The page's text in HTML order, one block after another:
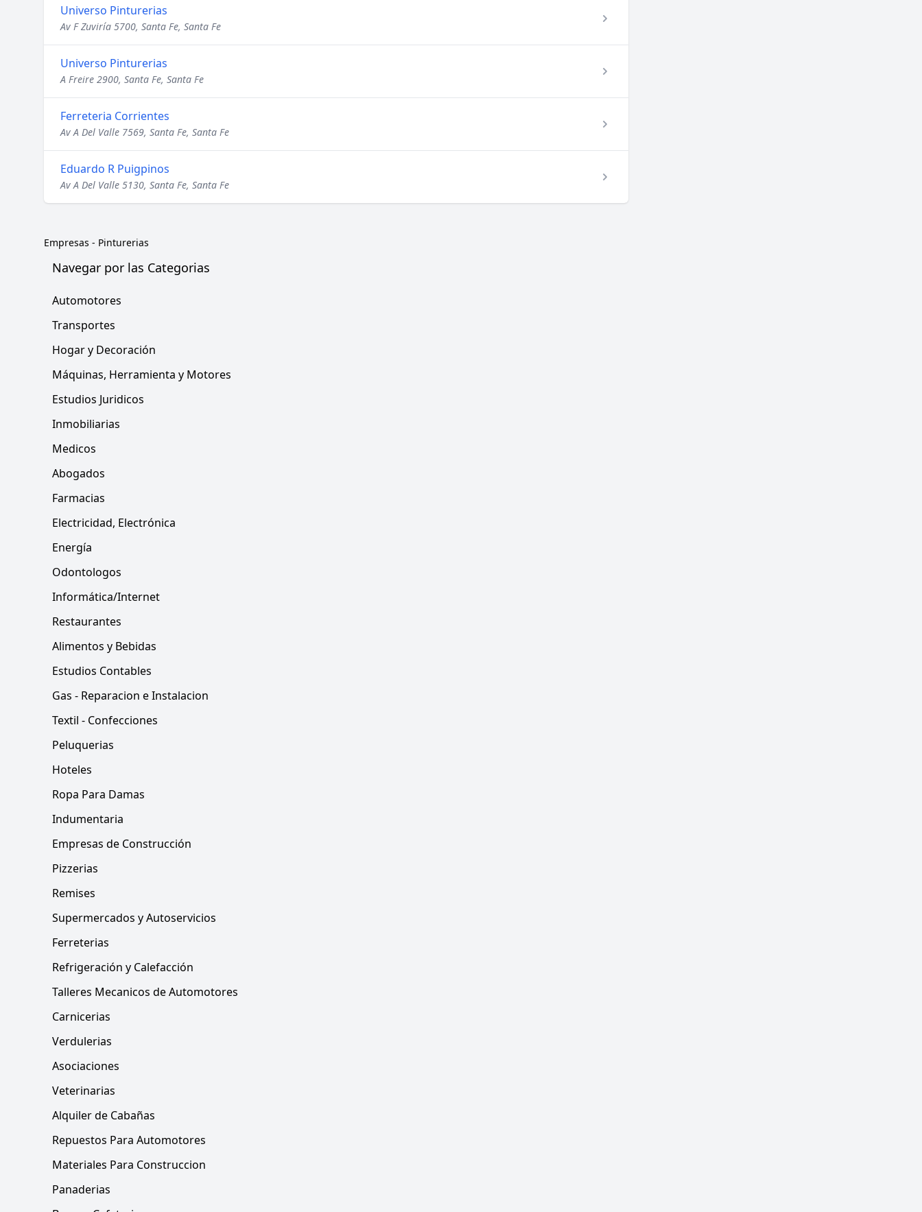
Universo Pinturerias
Av F Zuviría 5700, Santa Fe, Santa Fe
Universo Pinturerias
A Freire 2900, Santa Fe, Santa Fe
Ferreteria Corrientes
Av A Del Valle 7569, Santa Fe, Santa Fe
Eduardo R Puigpinos
Av A Del Valle 5130, Santa Fe, Santa Fe
Empresas - Pinturerias
Navegar por las Categorias
Automotores
Transportes
Hogar y Decoración
Máquinas, Herramienta y Motores
Estudios Juridicos
Inmobiliarias
Medicos
Abogados
Farmacias
Electricidad, Electrónica
Energía
Odontologos
Informática/Internet
Restaurantes
Alimentos y Bebidas
Estudios Contables
Gas - Reparacion e Instalacion
Textil - Confecciones
Peluquerias
Hoteles
Ropa Para Damas
Indumentaria
Empresas de Construcción
Pizzerias
Remises
Supermercados y Autoservicios
Ferreterias
Refrigeración y Calefacción
Talleres Mecanicos de Automotores
Carnicerias
Verdulerias
Asociaciones
Veterinarias
Alquiler de Cabañas
Repuestos Para Automotores
Materiales Para Construccion
Panaderias